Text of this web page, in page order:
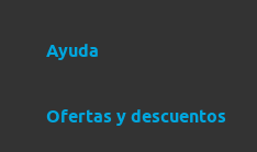
Ayuda
Ofertas y descuentos